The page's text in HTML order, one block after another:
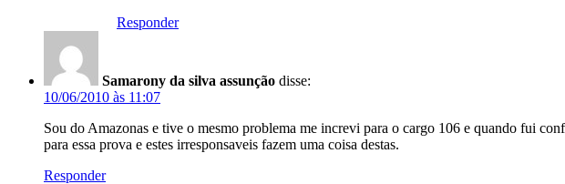
Responder
Samarony da silva assunção disse:
10/06/2010 às 11:07
Sou do Amazonas e tive o mesmo problema me increvi para o cargo 106 e quando fui
para essa prova e estes irresponsaveis fazem uma coisa destas.
Responder